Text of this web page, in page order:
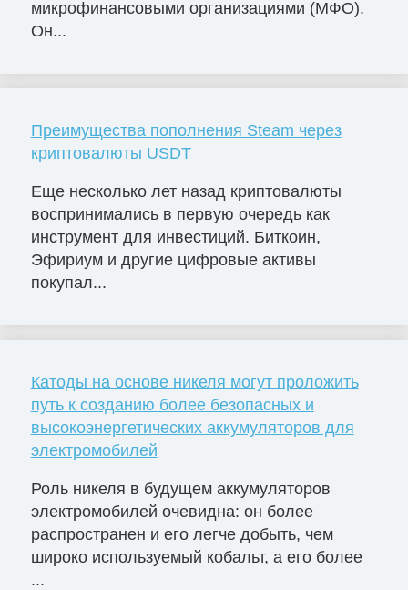
микрофинансовыми организациями (МФО).
Он...
Преимущества пополнения Steam через
криптовалюты USDT
Еще несколько лет назад криптовалюты
воспринимались в первую очередь как
инструмент для инвестиций. Биткоин,
Эфириум и другие цифровые активы
покупал...
Катоды на основе никеля могут проложить
путь к созданию более безопасных и
высокоэнергетических аккумуляторов для
электромобилей
Роль никеля в будущем аккумуляторов
электромобилей очевидна: он более
распространен и его легче добыть, чем
широко используемый кобальт, а его более
...